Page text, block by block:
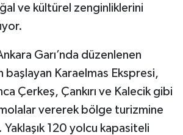
ve kültürel zenginliklerini
Garı’nda düzenlenen
başlayan Karaelmas Ekspresi,
Çerkeş, Çankırı ve Kalecik gibi
vererek bölge turizmine
Yaklaşık 120 yolcu kapasiteli